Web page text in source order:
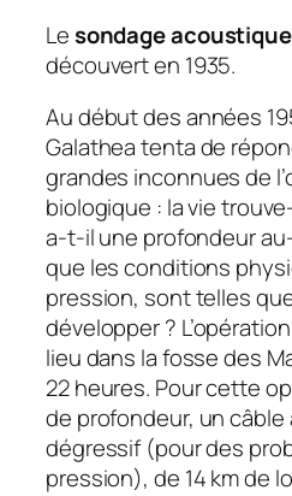
Lesondage acoustique
découvert en 1935.
Au début des années
Galathea tenta de
grandes inconnues de
biologique : la vie
a-t-il une profondeur
que les conditions
pression, sont telles
développer ?
lieu dans la fosse des
22 heures. Pour cette
de profondeur, un câble
dégressif (pour des
pression), de 14 km de